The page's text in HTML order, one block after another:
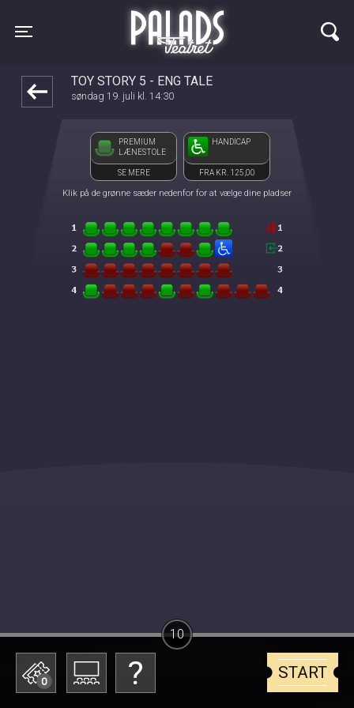
Toggle navigation
Palads Teatret
TOY STORY 5 - ENG TALE
søndag 19. juli kl. 14:30
PREMIUM
LÆNESTOLE
SE MERE
HANDICAP
FRA KR. 125,00
Klik på de grønne sæder nedenfor for at vælge dine pladser
0 START
10
front05-temp 115643